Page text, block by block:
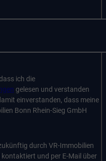
ich die
gelesen und verstanden
einverstanden, dass meine
Bonn Rhein-Sieg GmbH
durch VR-Immobilien
kontaktiert und per E-Mail über